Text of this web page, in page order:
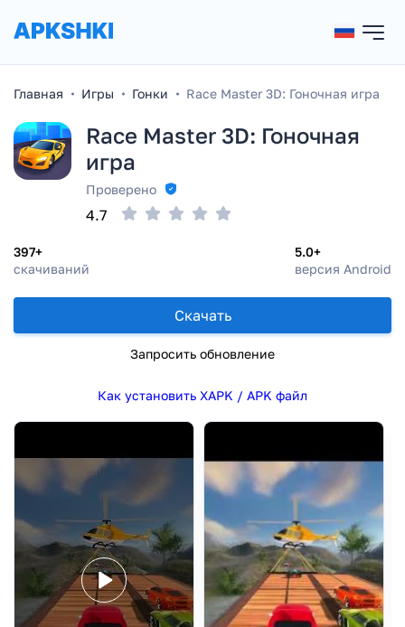
Главная Игры Гонки Race Master 3D: Гоночная игра
Race Master 3D: Гоночная
игра
Проверено
397+
скачиваний
5.0+
версия Android
4.7
Скачать
Запросить обновление
Как установить XAPK / APK файл